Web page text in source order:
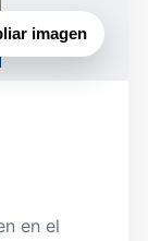
imagen
en el